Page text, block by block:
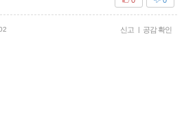
신고 | 공감 확인